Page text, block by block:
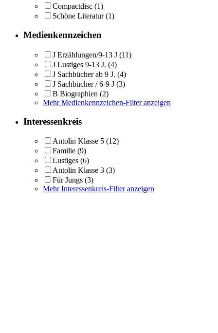
Compactdisc (1)
Schöne Literatur (1)
Medienkennzeichen
J Erzählungen/9-13 J (11)
J Lustiges 9-13 J. (4)
J Sachbücher ab 9 J. (4)
J Sachbücher / 6-9 J (3)
B Biographien (2)
Mehr Medienkennzeichen-Filter anzeigen
Interessenkreis
Antolin Klasse 5 (12)
Familie (9)
Lustiges (6)
Antolin Klasse 3 (3)
Für Jungs (3)
Mehr Interessenkreis-Filter anzeigen